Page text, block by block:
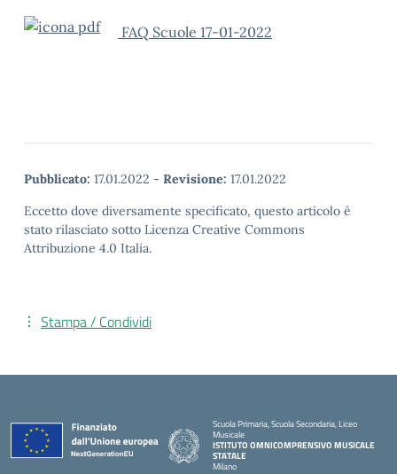
FAQ Scuole 17-01-2022
Pubblicato: 17.01.2022 - Revisione: 17.01.2022
Eccetto dove diversamente specificato, questo articolo è
stato rilasciato sotto Licenza Creative Commons
Attribuzione 4.0 Italia.
Stampa / Condividi
Scuola Primaria, Scuola Secondaria, Liceo
Musicale
ISTITUTO OMNICOMPRENSIVO MUSICALE
STATALE
Milano